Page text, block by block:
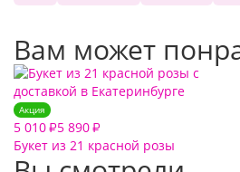
Вам может
Акция
5 010₽5 890₽
Букет из 21 красной розы